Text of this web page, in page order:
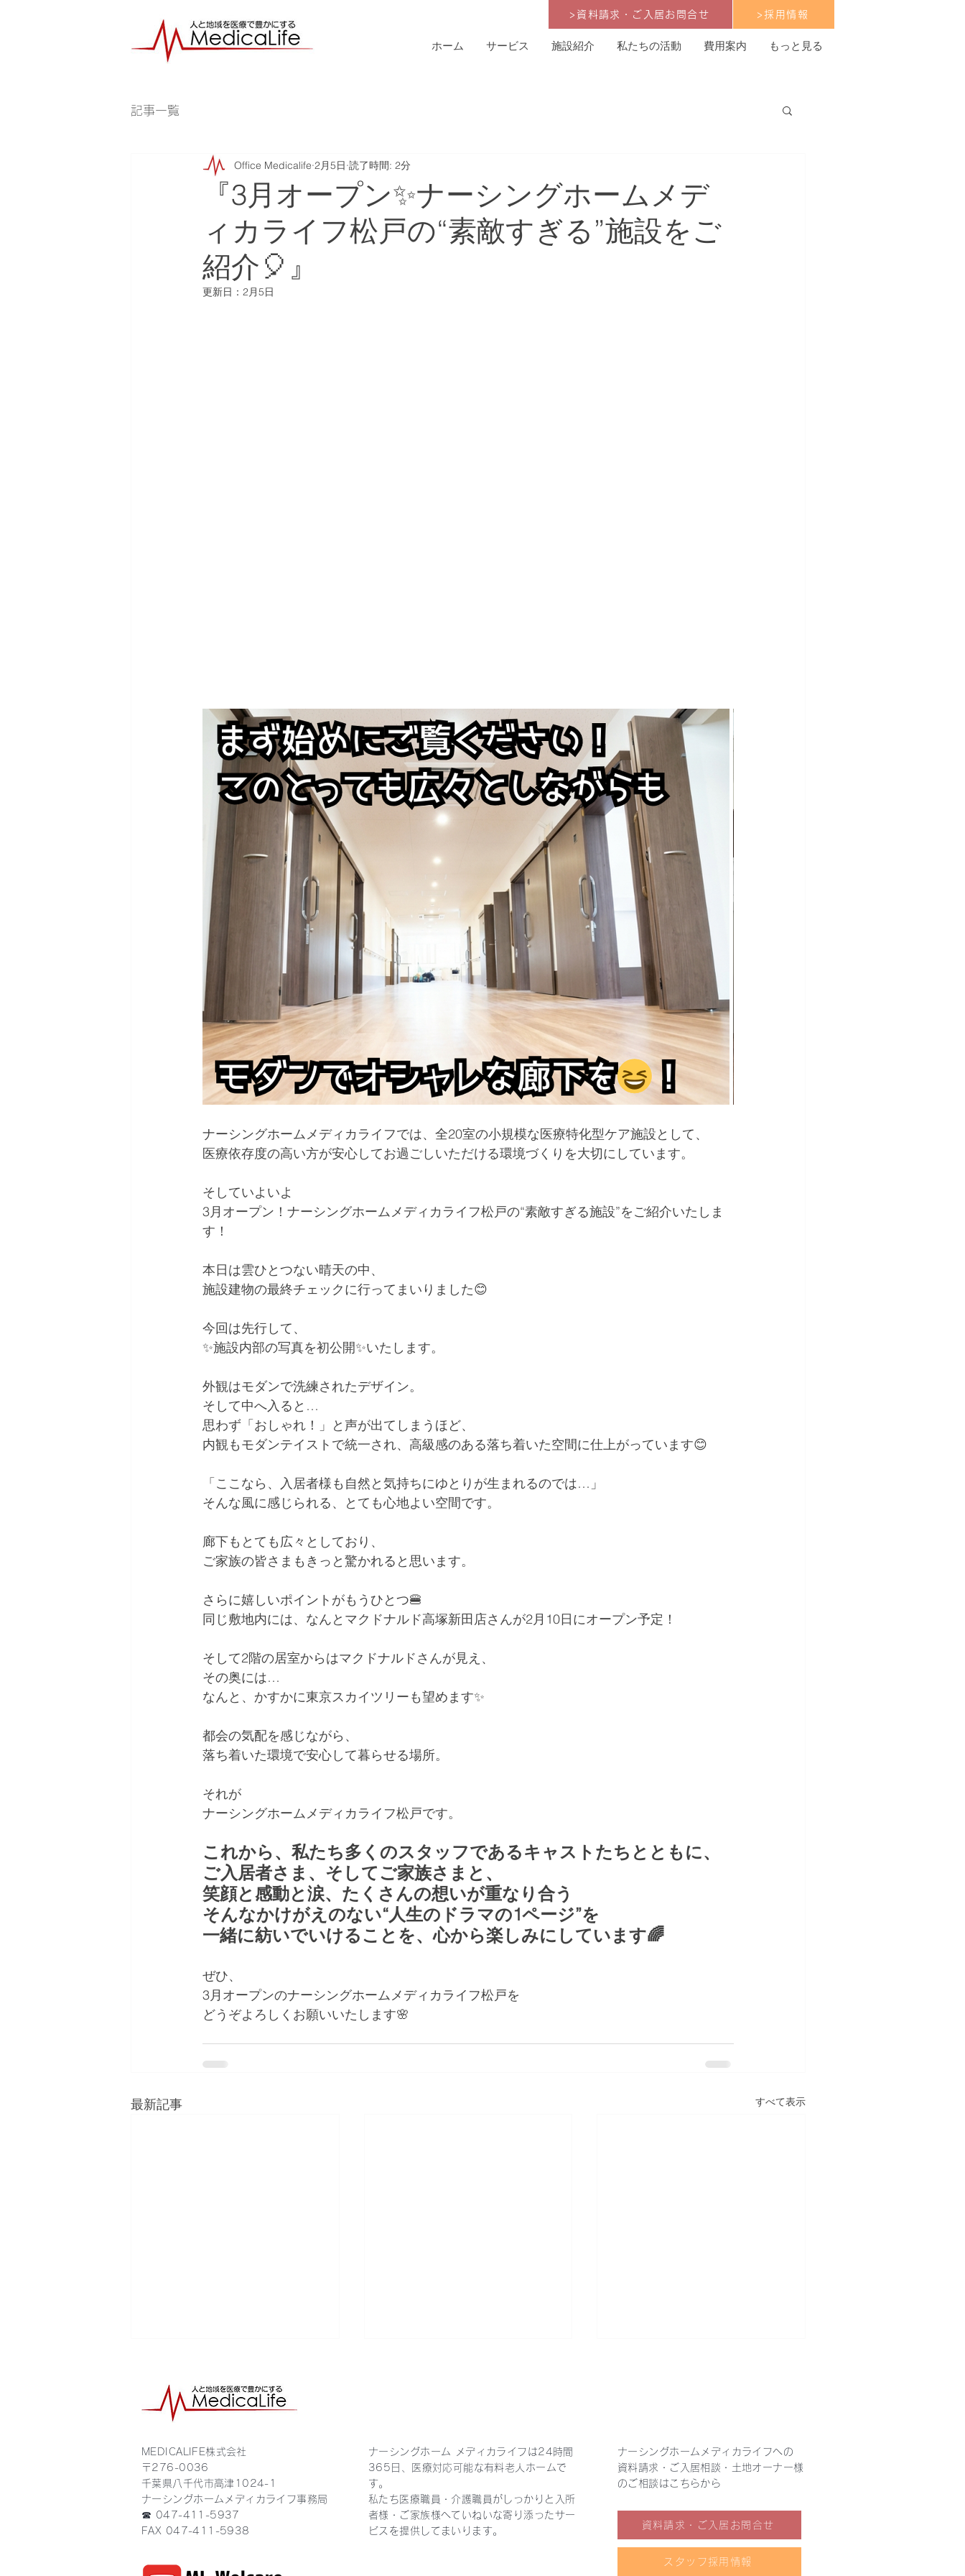
ホーム サービス 施設紹介 私たちの活動 費用案内 もっと見る
>資料請求・ご入居お問合せ >採用情報
記事一覧
『3月オープン✨ナーシングホームメデ
ィカライフ松戸の“素敵すぎる”施設をご
紹介🎈』
Office Medicalife 2月5日 読了時間: 2分
更新日： 2月5日
ナーシングホームメディカライフでは、全20室の小規模な医療特化型ケア施設として、
医療依存度の高い方が安心してお過ごしいただける環境づくりを大切にしています。
そしていよいよ
3月オープン！ナーシングホームメディカライフ松戸の“素敵すぎる施設”をご紹介いたしま
す！
本日は雲ひとつない晴天の中、
施設建物の最終チェックに行ってまいりました😊
今回は先行して、
✨施設内部の写真を初公開✨いたします。
外観はモダンで洗練されたデザイン。
そして中へ入ると…
思わず「おしゃれ！」と声が出てしまうほど、
内観もモダンテイストで統一され、高級感のある落ち着いた空間に仕上がっています😊
「ここなら、入居者様も自然と気持ちにゆとりが生まれるのでは…」
そんな風に感じられる、とても心地よい空間です。
廊下もとても広々としており、
ご家族の皆さまもきっと驚かれると思います。
さらに嬉しいポイントがもうひとつ🍔
同じ敷地内には、なんとマクドナルド高塚新田店さんが2月10日にオープン予定！
そして2階の居室からはマクドナルドさんが見え、
その奥には…
なんと、かすかに東京スカイツリーも望めます✨
都会の気配を感じながら、
落ち着いた環境で安心して暮らせる場所。
それが
ナーシングホームメディカライフ松戸です。
これから、私たち多くのスタッフであるキャストたちとともに、
ご入居者さま、そしてご家族さまと、
笑顔と感動と涙、たくさんの想いが重なり合う
そんなかけがえのない“人生のドラマの1ページ”を
一緒に紡いでいけることを、心から楽しみにしています🌈
ぜひ、
3月オープンのナーシングホームメディカライフ松戸を
どうぞよろしくお願いいたします🌸
最新記事 すべて表示
ケアの前に、まず心づかいを
🎈メディカライフの8月度職
員研修
イフ加曽利🎈開業1周年を迎
えました🌈
『最期まで、その人らしく。
施中🌈』
MEDICALIFE株式会社
〒276-0036
千葉県八千代市高津1024-1
ナーシングホームメディカライフ事務局
☎ 047-411-5937
FAX 047-411-5938
ナーシングホーム メディカライフは24時間
365日、医療対応可能な有料老人ホームで
す。
私たち医療職員・介護職員がしっかりと入所
者様・ご家族様へていねいな寄り添ったサー
ビスを提供してまいります。
ナーシングホームメディカライフへの
資料請求・ご入居相談・土地オーナー様
のご相談はこちらから
資料請求・ご入居お問合せ
スタッフ採用情報